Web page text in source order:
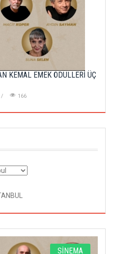
KEMAL EMEK ÖDÜLLERİ ÜÇ
166
SİNEMA